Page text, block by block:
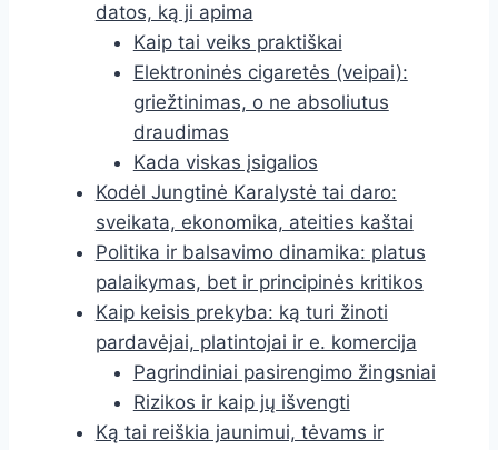
datos, ką ji apima
Kaip tai veiks praktiškai
Elektroninės cigaretės (veipai):
griežtinimas, o ne absoliutus
draudimas
Kada viskas įsigalios
Kodėl Jungtinė Karalystė tai daro:
sveikata, ekonomika, ateities kaštai
Politika ir balsavimo dinamika: platus
palaikymas, bet ir principinės kritikos
Kaip keisis prekyba: ką turi žinoti
pardavėjai, platintojai ir e. komercija
Pagrindiniai pasirengimo žingsniai
Rizikos ir kaip jų išvengti
Ką tai reiškia jaunimui, tėvams ir